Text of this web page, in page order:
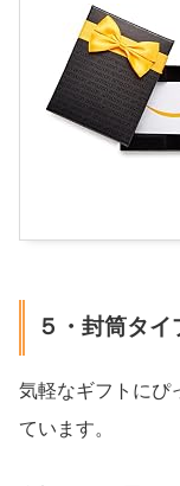
５・封筒タイ
気軽なギフトにぴ
ています。